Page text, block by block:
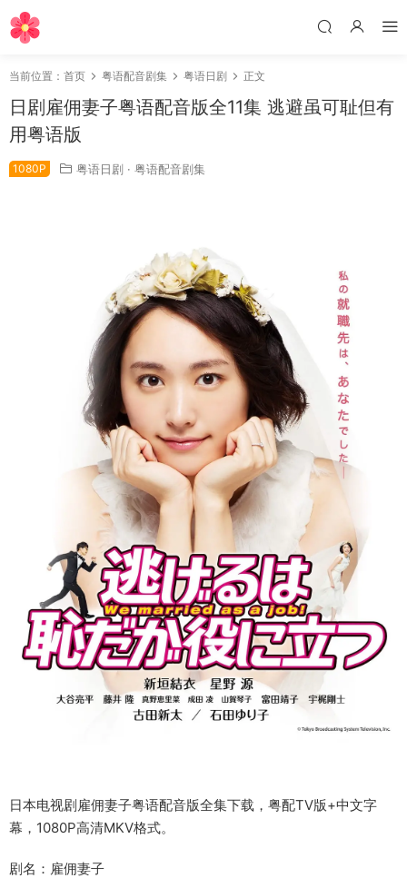
当前位置： 首页 粤语配音剧集 粤语日剧 正文
日剧雇佣妻子粤语配音版全11集 逃避虽可耻但有
用粤语版
1080P 粤语日剧 · 粤语配音剧集
日本电视剧雇佣妻子粤语配音版全集下载，粤配TV版+中文字
幕，1080P高清MKV格式。
剧名：雇佣妻子